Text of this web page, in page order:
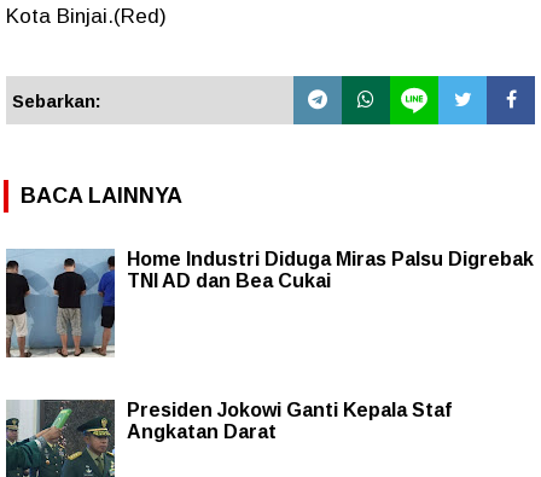
Kota Binjai.(Red)
Sebarkan:
BACA LAINNYA
Home Industri Diduga Miras Palsu Digrebak
TNI AD dan Bea Cukai
Presiden Jokowi Ganti Kepala Staf
Angkatan Darat